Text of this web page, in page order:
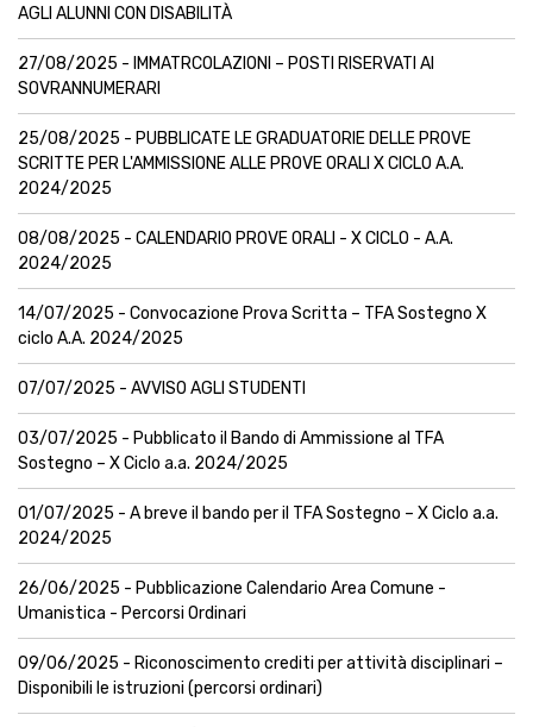
AGLI ALUNNI CON DISABILITÀ
27/08/2025 - IMMATRCOLAZIONI – POSTI RISERVATI AI
SOVRANNUMERARI
25/08/2025 - PUBBLICATE LE GRADUATORIE DELLE PROVE
SCRITTE PER L'AMMISSIONE ALLE PROVE ORALI X CICLO A.A.
2024/2025
08/08/2025 - CALENDARIO PROVE ORALI - X CICLO - A.A.
2024/2025
14/07/2025 - Convocazione Prova Scritta – TFA Sostegno X
ciclo A.A. 2024/2025
07/07/2025 - AVVISO AGLI STUDENTI
03/07/2025 - Pubblicato il Bando di Ammissione al TFA
Sostegno – X Ciclo a.a. 2024/2025
01/07/2025 - A breve il bando per il TFA Sostegno – X Ciclo a.a.
2024/2025
26/06/2025 - Pubblicazione Calendario Area Comune -
Umanistica - Percorsi Ordinari
09/06/2025 - Riconoscimento crediti per attività disciplinari –
Disponibili le istruzioni (percorsi ordinari)